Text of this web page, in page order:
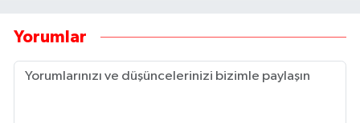
Yorumlar